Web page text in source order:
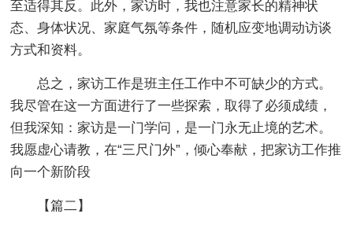
至适得其反。此外，家访时，我也注意家长的精神状
态、身体状况、家庭气氛等条件，随机应变地调动访谈
方式和资料。
总之，家访工作是班主任工作中不可缺少的方式。
我尽管在这一方面进行了一些探索，取得了必须成绩，
但我深知：家访是一门学问，是一门永无止境的艺术。
我愿虚心请教，在“三尺门外”，倾心奉献，把家访工作推
向一个新阶段
【篇二】